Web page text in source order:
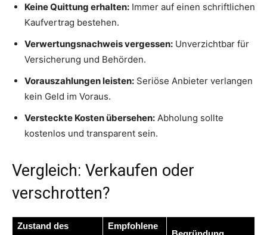
Keine Quittung erhalten: Immer auf einen schriftlichen
Kaufvertrag bestehen.
Verwertungsnachweis vergessen: Unverzichtbar für
Versicherung und Behörden.
Vorauszahlungen leisten: Seriöse Anbieter verlangen
kein Geld im Voraus.
Versteckte Kosten übersehen: Abholung sollte
kostenlos und transparent sein.
Vergleich: Verkaufen oder
verschrotten?
Zustand des
Empfohlene